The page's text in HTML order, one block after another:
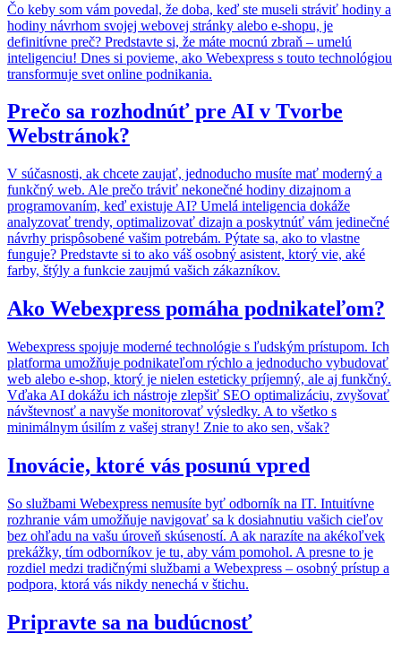
Čo keby som vám povedal, že doba, keď ste museli stráviť hodiny a
hodiny návrhom svojej webovej stránky alebo e-shopu, je
definitívne preč? Predstavte si, že máte mocnú zbraň – umelú
inteligenciu! Dnes si povieme, ako Webexpress s touto technológiou
transformuje svet online podnikania.
Prečo sa rozhodnúť pre AI v Tvorbe
Webstránok?
V súčasnosti, ak chcete zaujať, jednoducho musíte mať moderný a
funkčný web. Ale prečo tráviť nekonečné hodiny dizajnom a
programovaním, keď existuje AI? Umelá inteligencia dokáže
analyzovať trendy, optimalizovať dizajn a poskytnúť vám jedinečné
návrhy prispôsobené vašim potrebám. Pýtate sa, ako to vlastne
funguje? Predstavte si to ako váš osobný asistent, ktorý vie, aké
farby, štýly a funkcie zaujmú vašich zákazníkov.
Ako Webexpress pomáha podnikateľom?
Webexpress spojuje moderné technológie s ľudským prístupom. Ich
platforma umožňuje podnikateľom rýchlo a jednoducho vybudovať
web alebo e-shop, ktorý je nielen esteticky príjemný, ale aj funkčný.
Vďaka AI dokážu ich nástroje zlepšiť SEO optimalizáciu, zvyšovať
návštevnosť a navyše monitorovať výsledky. A to všetko s
minimálnym úsilím z vašej strany! Znie to ako sen, však?
Inovácie, ktoré vás posunú vpred
So službami Webexpress nemusíte byť odborník na IT. Intuitívne
rozhranie vám umožňuje navigovať sa k dosiahnutiu vašich cieľov
bez ohľadu na vašu úroveň skúseností. A ak narazíte na akékoľvek
prekážky, tím odborníkov je tu, aby vám pomohol. A presne to je
rozdiel medzi tradičnými službami a Webexpress – osobný prístup a
podpora, ktorá vás nikdy nenechá v štichu.
Pripravte sa na budúcnosť